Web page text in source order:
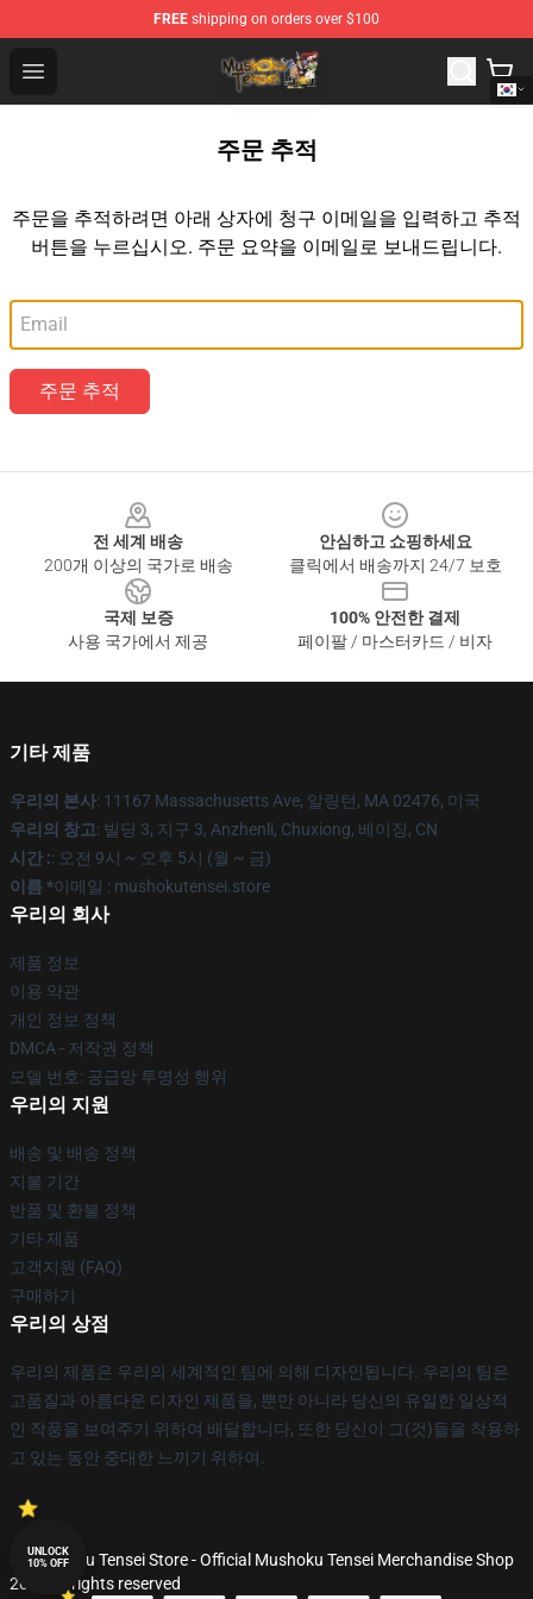
FREE shipping on orders over $100
Open menu
Mushoku Tensei Store - Official Mushoku Tensei
주문 추적
주문을 추적하려면 아래 상자에 청구 이메일을 입력하고 추적
버튼을 누르십시오. 주문 요약을 이메일로 보내드립니다.
주문 추적
전 세계 배송
200개 이상의 국가로 배송
안심하고 쇼핑하세요
클릭에서 배송까지 24/7 보호
국제 보증
사용 국가에서 제공
100% 안전한 결제
페이팔 / 마스터카드 / 비자
기타 제품
우리의 본사: 11167 Massachusetts Ave, 알링턴, MA 02476, 미국
우리의 창고: 빌딩 3, 지구 3, Anzhenli, Chuxiong, 베이징, CN
시간 :: 오전 9시 ~ 오후 5시 (월 ~ 금)
이름 *이메일 : mushokutensei.store
우리의 회사
제품 정보
이용 약관
개인 정보 정책
DMCA - 저작권 정책
모델 번호: 공급망 투명성 행위
우리의 지원
배송 및 배송 정책
지불 기간
반품 및 환불 정책
기타 제품
고객지원 (FAQ)
구매하기
우리의 상점
우리의 제품은 우리의 세계적인 팀에 의해 디자인됩니다. 우리의 팀은
고품질과 아름다운 디자인 제품을, 뿐만 아니라 당신의 유일한 일상적
인 작풍을 보여주기 위하여 배달합니다, 또한 당신이 그(것)들을 착용하
고 있는 동안 중대한 느끼기 위하여.
© Mushoku Tensei Store - Official Mushoku Tensei Merchandise Shop
2026 all rights reserved
UNLOCK
10% OFF